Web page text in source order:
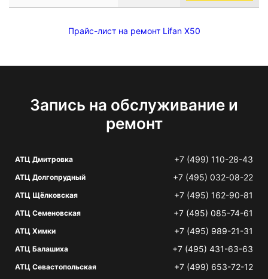
Прайс-лист на ремонт Lifan X50
Запись на обслуживание и
ремонт
АТЦ Дмитровка +7 (499) 110-28-43
АТЦ Долгопрудный +7 (495) 032-08-22
АТЦ Щёлковская +7 (495) 162-90-81
АТЦ Семеновская +7 (495) 085-74-61
АТЦ Химки +7 (495) 989-21-31
АТЦ Балашиха +7 (495) 431-63-63
АТЦ Севастопольская +7 (499) 653-72-12